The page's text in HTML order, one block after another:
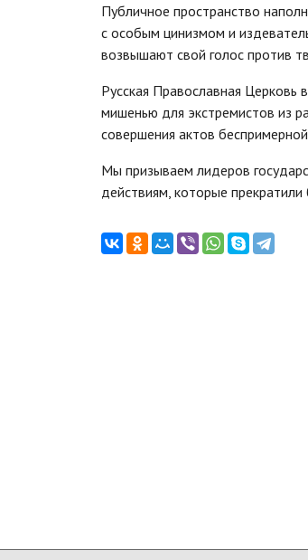
Публичное пространство
с особым цинизмом и
возвышают свой голос против
Русская Православная Церковь
мишенью для экстремистов из
совершения актов
Мы призываем лидеров
действиям, которые